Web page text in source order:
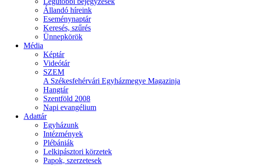
Állandó híreink
Eseménynaptár
Keresés, szűrés
Ünnepkörök
Média
Képtár
Videótár
SZEM
A Székesfehérvári Egyházmegye Magazinja
Hangtár
Szentföld 2008
Napi evangélium
Adattár
Egyházunk
Intézmények
Plébániák
Lelkipásztori körzetek
Papok, szerzetesek